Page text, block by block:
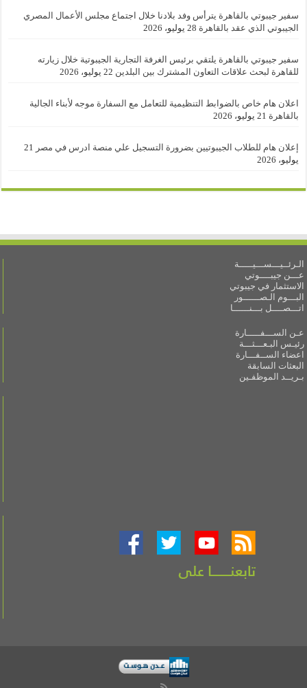
سفير جيبوتي بالقاهرة يترأس وفد بلادنا خلال اجتماع مجلس الأعمال المصري
الجيبوتي الذي عقد بالقاهرة 28 يوليو، 2026
سفير جيبوتي بالقاهرة يلتقي برئيس الغرفة التجارية الجيبوتية خلال زيارته
للقاهرة لبحث علاقات التعاون المشترك بين البلدين 22 يوليو، 2026
اعلان هام خاص بالضوابط التنظيمية للتعامل مع السفارة موجه لأبناء الجالية
بالقاهرة 21 يوليو، 2026
إعلان هام للطلاب الجيبوتيين بضرورة التسجيل علي منصة ادرس في مصر
21
يوليو، 2026
الـرئــيـــســـيـــــة
عـــن جيبــــوتي
الاستثمار في جيبوتي
البـــوم الـصــــــور
اتـــصــــل بـــنــــــا
عـن الســـفـــــارة
رئيـس البـعـــثـــة
اعضاء الســفـــارة
البعثات السابقة
بـريــد الموظفـين